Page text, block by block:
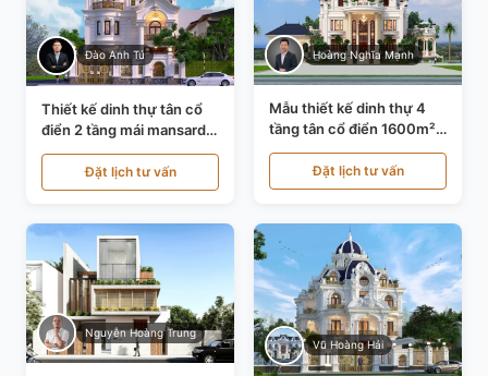
Đào Anh Tú
Thiết kế dinh thự tân cổ
điển 2 tầng mái mansard
tại Bắc Ninh KT20084
Đặt lịch tư vấn
Hoàng Nghĩa Mạnh
Mẫu thiết kế dinh thự 4
tầng tân cổ điển 1600m²
tại Thanh Hóa KT20071
Đặt lịch tư vấn
Nguyễn Hoàng Trung
Vũ Hoàng Hải